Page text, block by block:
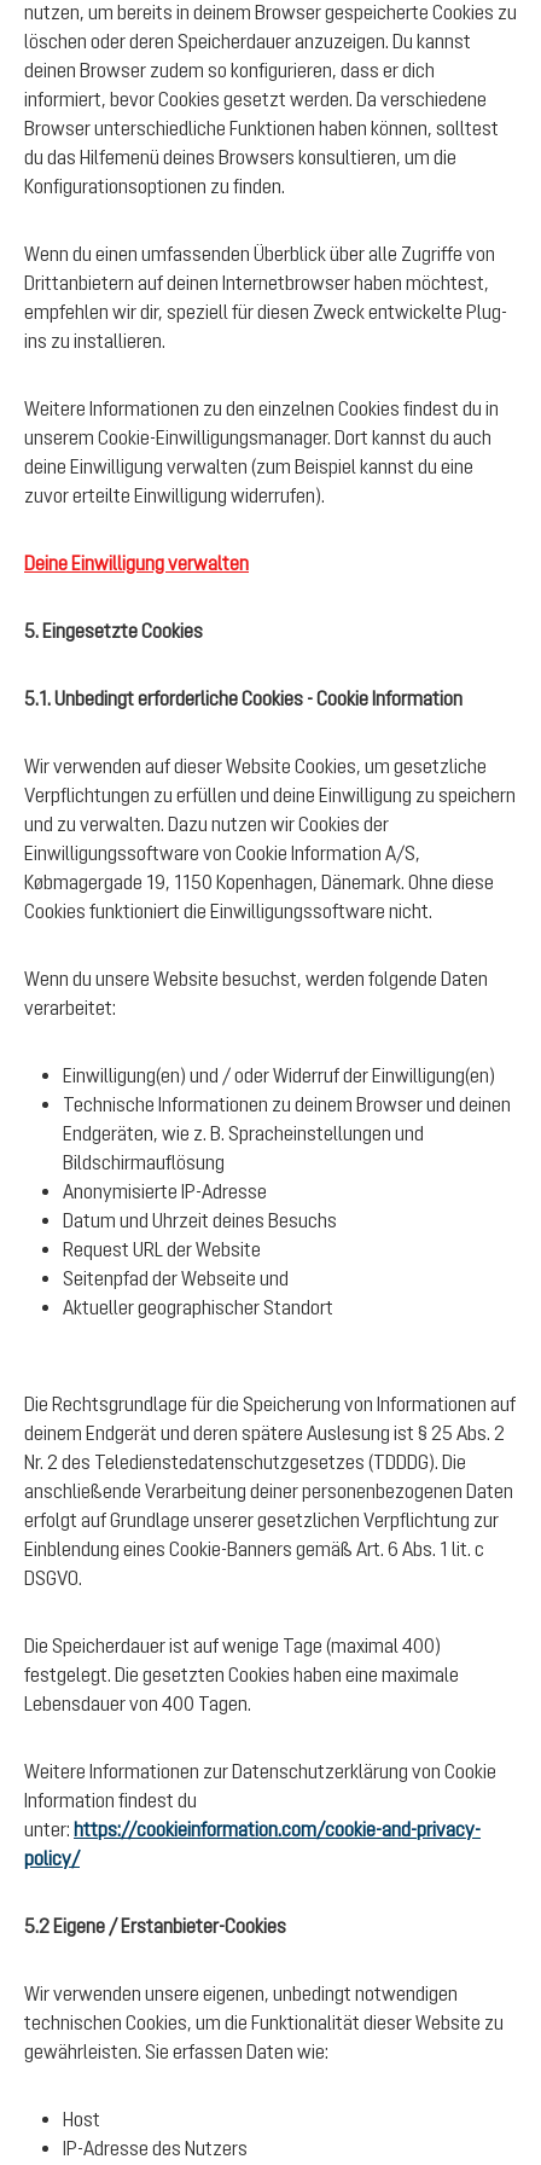
nutzen, um bereits in deinem Browser gespeicherte Cookies zu
löschen oder deren Speicherdauer anzuzeigen. Du kannst
deinen Browser zudem so konfigurieren, dass er dich
informiert, bevor Cookies gesetzt werden. Da verschiedene
Browser unterschiedliche Funktionen haben können, solltest
du das Hilfemenü deines Browsers konsultieren, um die
Konfigurationsoptionen zu finden.
Wenn du einen umfassenden Überblick über alle Zugriffe von
Drittanbietern auf deinen Internetbrowser haben möchtest,
empfehlen wir dir, speziell für diesen Zweck entwickelte Plug-
ins zu installieren.
Weitere Informationen zu den einzelnen Cookies findest du in
unserem Cookie-Einwilligungsmanager. Dort kannst du auch
deine Einwilligung verwalten (zum Beispiel kannst du eine
zuvor erteilte Einwilligung widerrufen).
Deine Einwilligung verwalten
5. Eingesetzte Cookies
5.1. Unbedingt erforderliche Cookies - Cookie Information
Wir verwenden auf dieser Website Cookies, um gesetzliche
Verpflichtungen zu erfüllen und deine Einwilligung zu speichern
und zu verwalten. Dazu nutzen wir Cookies der
Einwilligungssoftware von Cookie Information A/S,
Købmagergade 19, 1150 Kopenhagen, Dänemark. Ohne diese
Cookies funktioniert die Einwilligungssoftware nicht.
Wenn du unsere Website besuchst, werden folgende Daten
verarbeitet:
Einwilligung(en) und / oder Widerruf der Einwilligung(en)
Technische Informationen zu deinem Browser und deinen
Endgeräten, wie z. B. Spracheinstellungen und
Bildschirmauflösung
Anonymisierte IP-Adresse
Datum und Uhrzeit deines Besuchs
Request URL der Website
Seitenpfad der Webseite und
Aktueller geographischer Standort
Die Rechtsgrundlage für die Speicherung von Informationen auf
deinem Endgerät und deren spätere Auslesung ist § 25 Abs. 2
Nr. 2 des Teledienstedatenschutzgesetzes (TDDDG). Die
anschließende Verarbeitung deiner personenbezogenen Daten
erfolgt auf Grundlage unserer gesetzlichen Verpflichtung zur
Einblendung eines Cookie-Banners gemäß Art. 6 Abs. 1 lit. c
DSGVO.
Die Speicherdauer ist auf wenige Tage (maximal 400)
festgelegt. Die gesetzten Cookies haben eine maximale
Lebensdauer von 400 Tagen.
Weitere Informationen zur Datenschutzerklärung von Cookie
Information findest du
unter: https://cookieinformation.com/cookie-and-privacy-
policy/
5.2 Eigene / Erstanbieter-Cookies
Wir verwenden unsere eigenen, unbedingt notwendigen
technischen Cookies, um die Funktionalität dieser Website zu
gewährleisten. Sie erfassen Daten wie:
Host
IP-Adresse des Nutzers